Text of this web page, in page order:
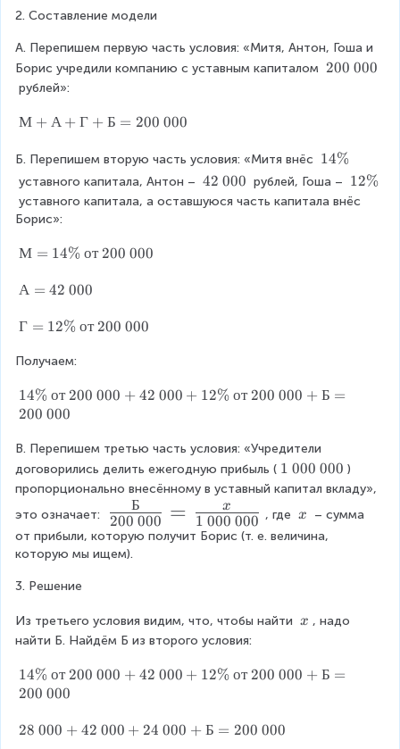
2
0
)
=
1
\
c
d
t
\l
ef
\f
r
a
c
{
1
}
{
1
0
0
}
\
c
o
\
о
т
\
3
)
=
2
0
c
d
t
\l
ef
t(
\f
r
a
c
1
}
{
1
0
0
o
t
1
0
0
%
=
1
\
%
2. Составление модели
А. Перепишем первую часть условия: «Митя, Антон, Гоша и
Борис учредили компанию с уставным капиталом \
{
0
200 000
рублей»:
М
А
+
Г
+
Б
=
0
0
\
0
0
М + А + Г + Б = 200 000
Б. Перепишем вторую часть условия: «Митя внёс 1
4
14%
уставного капитала, Антон – \
t
42 000 рублей, Гоша – 1
2
12%
уставного капитала, а оставшуюся часть капитала внёс
Борис»:
М
1
\
\
т
\
0
0
\
0
0
М = 14% от 200 000
А
4
\
0
0
А = 42 000
Г
1
\
%
о
т
\
0
0
\
0
0
Г = 12% от 200 000
Получаем:
1
4
%
\
о
\
2
0
\
0
0
4
2
0
14% от 200 000 + 42 000 + 12% от 200 000 + Б =
200 000
В. Перепишем третью часть условия: «Учредители
договорились делить ежегодную при­быль ( \
t
x
t
0
0
0
1 000 000 )
пропорционально внесённому в уставный капитал вкладу»,
это означает:
\f
r
a
{
Б
}
{
0
200 000
Б = 1 000 000
x
, где \
\
x
– сумма
от прибыли, которую получит Борис (т. е. величина,
которую мы ищем).
3. Решение
Из третьего условия видим, что, чтобы найти \
x , надо
найти Б. Найдём Б из второго условия:
1
4
%
14% от 200 000 + 42 000 + 12% от 200 000 + Б =
200 000
2
28 000 + 42 000 + 24 000 + Б = 200 000